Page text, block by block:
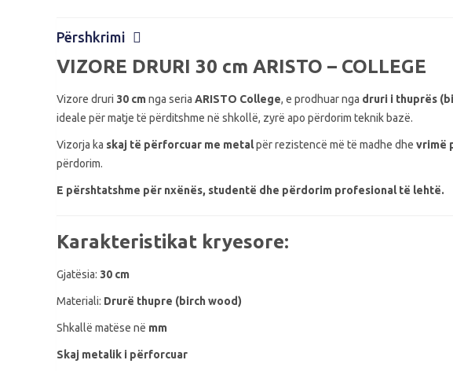
Përshkrimi
VIZORE DRURI 30 cm ARISTO – COLLEGE
Vizore druri 30 cm nga seria ARISTO College, e prodhuar nga druri i thuprës
ideale për matje të përditshme në shkollë, zyrë apo përdorim teknik bazë.
Vizorja ka skaj të përforcuar me metalpër rezistencë më të madhe dhe vrimë
përdorim.
E përshtatshme për nxënës, studentë dhe përdorim profesional të lehtë.
Karakteristikat kryesore:
Gjatësia: 30 cm
Materiali: Drurë thupre (birch wood)
Shkallë matëse në mm
Skaj metalik i përforcuar